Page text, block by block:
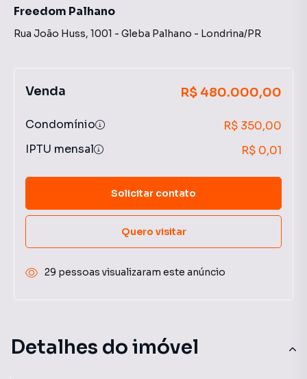
Detalhes do imóvel
Freedom Palhano
Rua João Huss, 1001 - Gleba Palhano - Londrina/PR
Venda R$ 480.000,00
Condomínio
R$ 350,00
IPTU mensal
R$ 0,01
Solicitar contato
Quero visitar
29 pessoas visualizaram este anúncio